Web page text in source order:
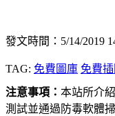
發文時間：5/14/2019
TAG: 免費圖庫 免費插
注意事項： 本站所介
測試並通過防毒軟體